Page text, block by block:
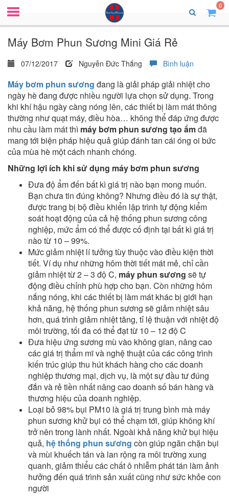
0
Máy Bơm Phun Sương Mini Giá Rẻ
07/12/2017 Nguyễn Đức Thắng Bình luận
Máy bơm phun sương đang là giải pháp giải nhiệt cho
ngày hè đang được nhiều người lựa chọn sử dụng. Trong
khi khí hậu ngày càng nóng lên, các thiết bị làm mát thông
thường như quạt máy, điều hòa… không thể đáp ứng được
nhu cầu làm mát thì máy bơm phun sương tạo ẩmđã
mang tới biện pháp hiệu quả giúp đánh tan cái óng oi bức
của mùa hè một cách nhanh chóng.
Những lợi ích khi sử dụng máy bơm phun sương
Đưa độ ẩm đến bất kì giá trị nào bạn mong muốn.
Bạn chưa tin đúng không? Nhưng điều đó là sự thật,
được trang bị bộ điều khiển lập trình tự động kiểm
soát hoạt động của cả hệ thống phun sương công
nghiệp, mức ẩm có thể được cố định tại bất kì giá trị
nào từ 10 – 99%.
Mức giảm nhiệt lí tưởng tùy thuộc vào điều kiện thời
tiết. Ví dụ như những hôm thời tiết mát mẻ, chỉ cần
giảm nhiệt từ 2 – 3 độ C, máy phun sương sẽ tự
động điều chỉnh phù hợp cho bạn. Còn những hôm
nắng nóng, khi các thiết bị làm mát khác bị giới hạn
khả năng, hệ thống phun sương sẽ giảm nhiệt sâu
hơn, quá trình giảm nhiệt tăng, tỉ lệ thuận với nhiệt độ
môi trường, tối đa có thể đạt từ 10 – 12 độ C
Đưa hiệu ứng sương mù vào không gian, nâng cao
các giá trị thẩm mĩ và nghệ thuật của các công trình
kiến trúc giúp thu hút khách hàng cho các doanh
nghiệp thương mại, dịch vụ, là một sự đầu tư đúng
đắn và rẻ tiền nhất nâng cao doanh số bán hàng và
thương hiệu của doanh nghiệp.
Loại bỏ 98% bụi PM10 là giá trị trung bình mà máy
phun sương khử bụi có thể chạm tới, giúp không khí
trở nên trong lành nhất. Ngoài khả năng khử bụi hiệu
quả, hệ thống phun sương còn giúp ngăn chặn bụi
và mùi khuếch tán và lan rộng ra môi trường xung
quanh, giảm thiểu các chất ô nhiễm phát tán làm ảnh
hưởng đến quá trình sản xuất cũng như sức khỏe con
người